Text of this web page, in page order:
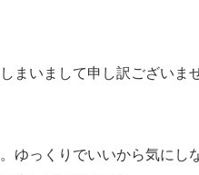
まいまして申し訳ございま
ゆっくりでいいから気にし